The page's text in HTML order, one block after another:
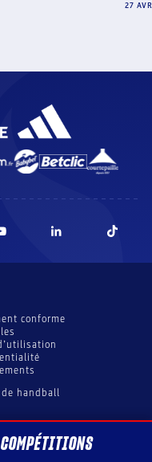
27
handball
conforme